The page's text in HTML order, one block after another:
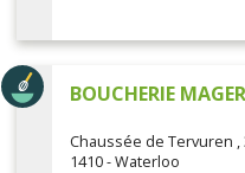
BOUCHERIE
Chaussée de Tervuren ,
1410 - Waterloo